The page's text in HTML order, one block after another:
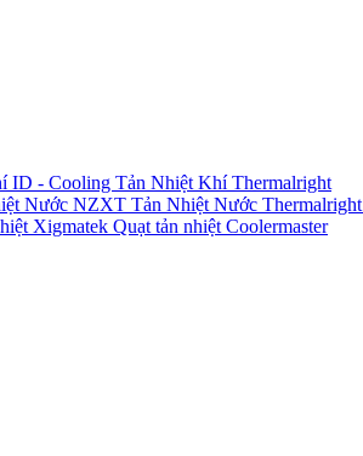
ID - Cooling Tản Nhiệt Khí Thermalright
Nước NZXT Tản Nhiệt Nước Thermalright
Xigmatek Quạt tản nhiệt Coolermaster